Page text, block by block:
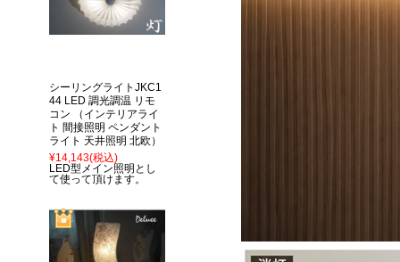
シーリングライトJKC1
44 LED 調光調温 リモ
コン （インテリアライ
ト 間接照明 ペンダント
ライト 天井照明 北欧）
¥14,143(税込)
LED型メイン照明とし
て使って頂けます。